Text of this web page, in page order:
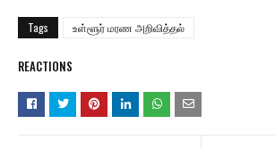
Tags உள்ளூர் மரண அறிவித்தல்
REACTIONS